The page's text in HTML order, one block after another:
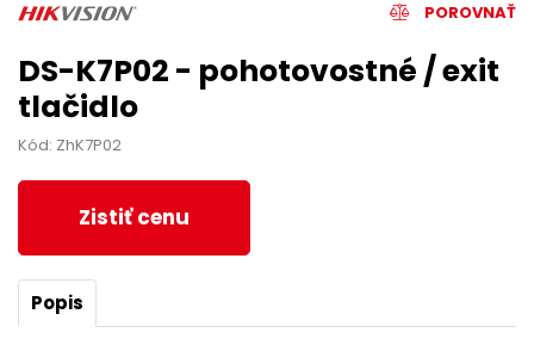
POROVNAŤ
DS-K7P02 - pohotovostné / exit
tlačidlo
Kód: ZhK7P02
Zistiť cenu
Popis